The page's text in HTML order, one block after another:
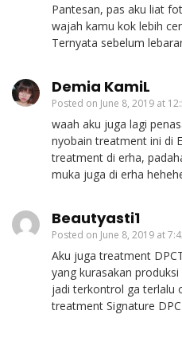
Pantesan, pas aku liat
wajah kamu kok lebih
Ternyata sebelum
Demia KamiL
Posted on June 8, 2019 at
waah aku juga lagi
nyobain treatment ini di
treatment di erha,
muka juga di erha
Beautyasti1
Posted on June 8, 2019 at
Aku juga treatment
yang kurasakan
jadi terkontrol ga terlalu
treatment Signature